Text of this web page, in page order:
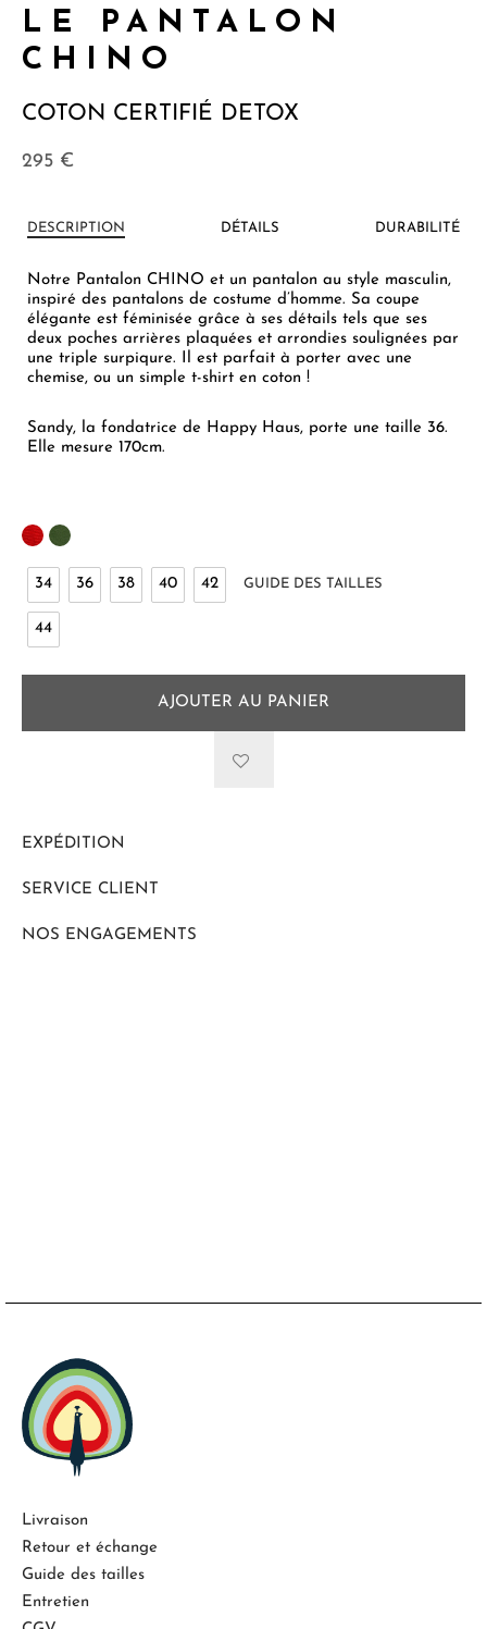
LE PANTALON
CHINO
COTON CERTIFIÉ DETOX
295 €
DESCRIPTION DÉTAILS DURABILITÉ
Notre Pantalon CHINO et un pantalon au style masculin,
inspiré des pantalons de costume d’homme. Sa coupe
élégante est féminisée grâce à ses détails tels que ses
deux poches arrières plaquées et arrondies soulignées par
une triple surpiqure. Il est parfait à porter avec une
chemise, ou un simple t-shirt en coton !
Sandy, la fondatrice de Happy Haus, porte une taille 36.
Elle mesure 170cm.
34 36 38 40 42
44
GUIDE DES TAILLES
AJOUTER AU PANIER
EXPÉDITION
SERVICE CLIENT
NOS ENGAGEMENTS
Livraison
Retour et échange
Guide des tailles
Entretien